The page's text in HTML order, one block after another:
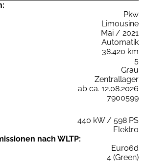
Pkw
Limousine
Mai / 2021
Automatik
38.420 km
5
Grau
Zentrallager
ab ca. 12.08.2026
7900599
440 kW / 598 PS
Elektro
nach WLTP:
Euro6d
4 (Green)